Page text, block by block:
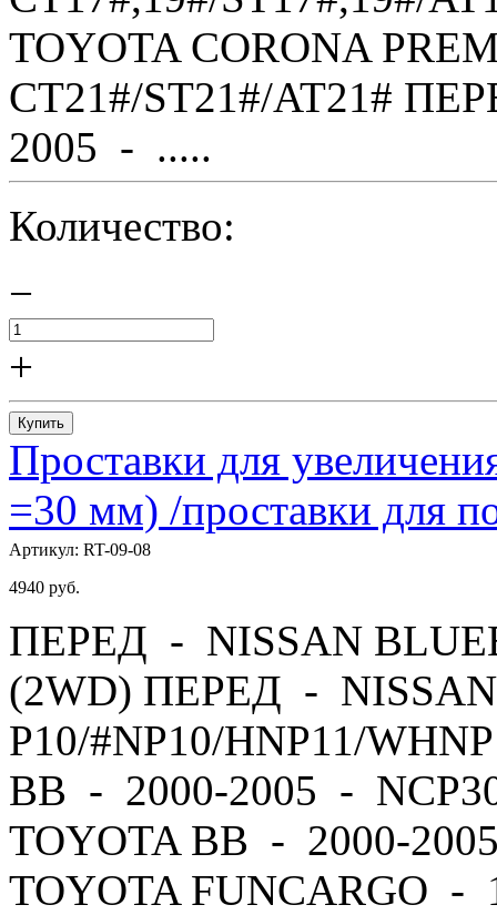
TOYOTA CORONA
CT21#/ST21#/AT21#
2005 - .....
Количество:
−
+
Купить
Проставки для
=30 мм) /проставки для
Артикул: RT-09-08
4940 руб.
ПЕРЕД - NISSAN
(2WD) ПЕРЕД -
P10/#NP10/HNP11/
BB - 2000-2005 -
TOYOTA BB - 2000-
TOYOTA FUNCARGO -